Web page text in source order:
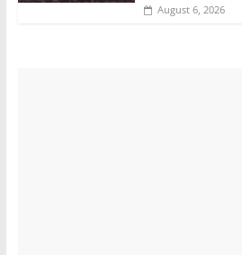
August 6, 2026